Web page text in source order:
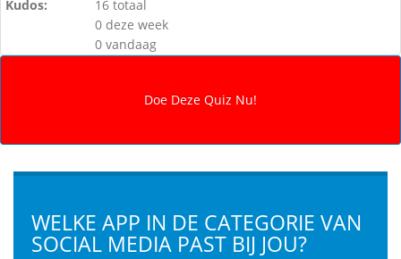
Kudos:
16 totaal
0 deze week
0 vandaag
WELKE APP IN DE CATEGORIE VAN
SOCIAL MEDIA PAST BIJ JOU?